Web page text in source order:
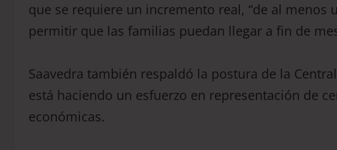
que se requiere un incremento real, “de al
permitir que las familias puedan llegar a fin de
Saavedra también respaldó la postura de la
está haciendo un esfuerzo en representación de
económicas.